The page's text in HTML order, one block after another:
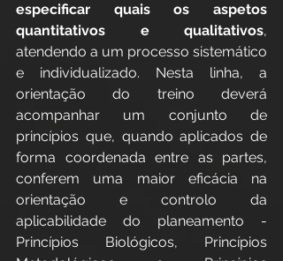
especificar quais os aspetos
quantitativos e qualitativos,
atendendo a um processo sistemático
e individualizado. Nesta linha, a
orientação do treino deverá
acompanhar um conjunto de
princípios que, quando aplicados de
forma coordenada entre as partes,
conferem uma maior eficácia na
orientação e controlo da
aplicabilidade do planeamento -
Princípios Biológicos, Princípios